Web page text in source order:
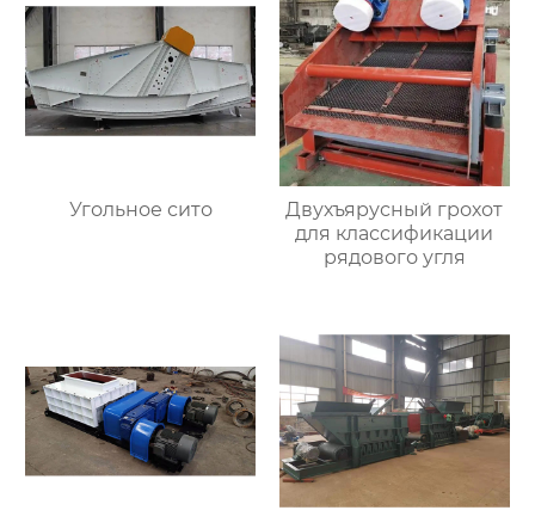
Угольное сито
Двухъярусный грохот
для классификации
рядового угля